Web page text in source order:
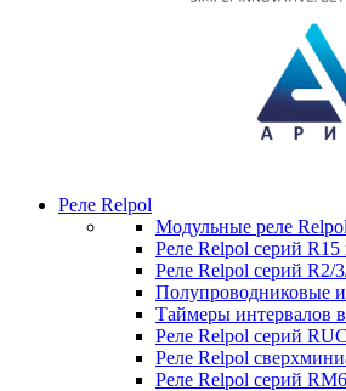
Реле Relpol
Модульные реле Relpol
Реле Relpol серий
Реле Relpol серий R2/
Полупроводниковые
Таймеры интервалов
Реле Relpol серий
Реле Relpol
Реле Relpol серий